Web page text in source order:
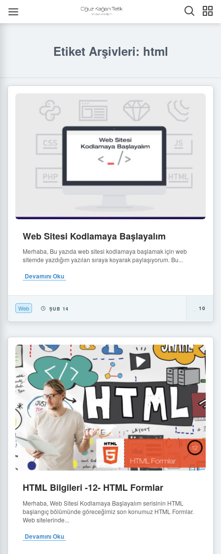
Etiket Arşivleri: html
Web Sitesi Kodlamaya Başlayalım
Merhaba, Bu yazıda web sitesi kodlamaya başlamak için web
sitemde yazdığım yazıları sıraya koyarak paylaşıyorum. Bu...
Devamını Oku
Web ŞUB 14 10
HTML Bilgileri -12- HTML Formlar
Merhaba, Web Sitesi Kodlamaya Başlayalım serisinin HTML
başlangıç bölümünde göreceğimiz son konumuz HTML Formlar.
Web sitelerinde...
Devamını Oku